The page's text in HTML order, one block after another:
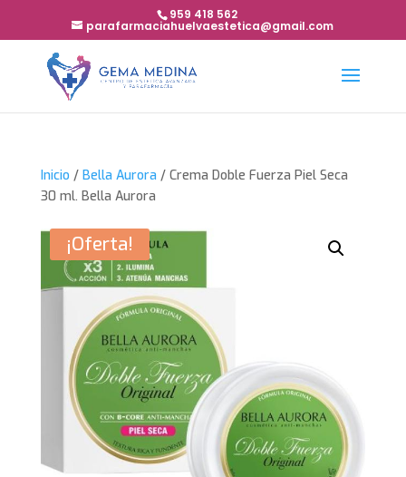
959 418 562
parafarmaciahuelvaestetica@gmail.com
Inicio / Bella Aurora / Crema Doble Fuerza Piel Seca
30 ml. Bella Aurora
¡Oferta!